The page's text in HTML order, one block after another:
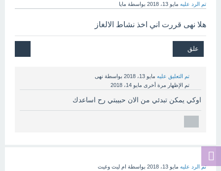
تم الرد عليه مايو 13، 2018 بواسطة مايا
هلا نهى قررت اني اخذ نشاط الالغاز
تم التعليق عليه مايو 13، 2018 بواسطة نهى
تم الإظهار مرة أخرى مايو 14، 2018
اوكي يمكن تبدئي من الان حبيبتي رح اساعدك
تم الرد عليه مايو 13، 2018 بواسطة ام ليث وغيث